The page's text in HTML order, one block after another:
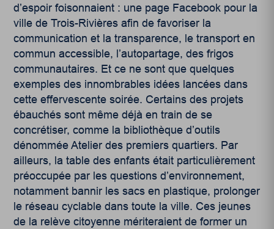
d’espoir foisonnaient : une page Facebook pour la
ville de Trois-Rivières afin de favoriser la
communication et la transparence, le transport en
commun accessible, l’autopartage, des frigos
communautaires. Et ce ne sont que quelques
exemples des innombrables idées lancées dans
cette effervescente soirée. Certains des projets
ébauchés sont même déjà en train de se
concrétiser, comme la bibliothèque d’outils
dénommée Atelier des premiers quartiers. Par
ailleurs, la table des enfants était particulièrement
préoccupée par les questions d’environnement,
notamment bannir les sacs en plastique, prolonger
le réseau cyclable dans toute la ville. Ces jeunes
de la relève citoyenne mériteraient de former un